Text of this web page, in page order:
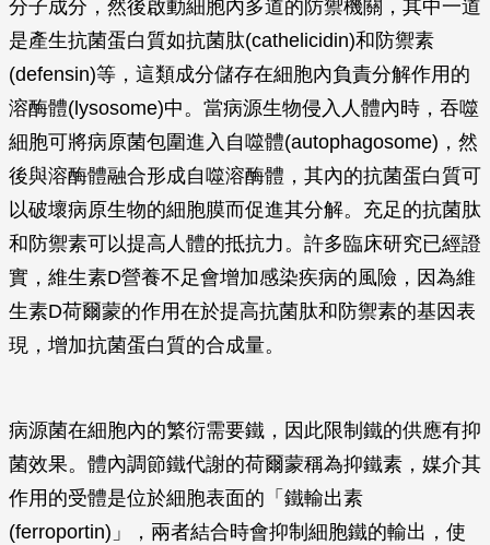
分子成分，然後啟動細胞內多道的防禦機關，其中一道
是產生抗菌蛋白質如抗菌肽(cathelicidin)和防禦素
(defensin)等，這類成分儲存在細胞內負責分解作用的
溶酶體(lysosome)中。當病源生物侵入人體內時，吞噬
細胞可將病原菌包圍進入自噬體(autophagosome)，然
後與溶酶體融合形成自噬溶酶體，其內的抗菌蛋白質可
以破壞病原生物的細胞膜而促進其分解。充足的抗菌肽
和防禦素可以提高人體的抵抗力。許多臨床研究已經證
實，維生素D營養不足會增加感染疾病的風險，因為維
生素D荷爾蒙的作用在於提高抗菌肽和防禦素的基因表
現，增加抗菌蛋白質的合成量。
病源菌在細胞內的繁衍需要鐵，因此限制鐵的供應有抑
菌效果。體內調節鐵代謝的荷爾蒙稱為抑鐵素，媒介其
作用的受體是位於細胞表面的「鐵輸出素
(ferroportin)」，兩者結合時會抑制細胞鐵的輸出，使